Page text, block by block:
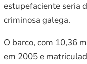
estupefaciente seria
criminosa galega.
O barco, com 10,36
em 2005 e